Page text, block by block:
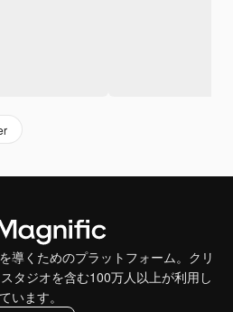
導くためのプラットフォーム。クリ
タジオを含む100万人以上が利用し
ています。